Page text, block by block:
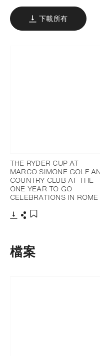
下載所有
THE RYDER CUP AT
MARCO SIMONE GOLF
COUNTRY CLUB AT THE
ONE YEAR TO GO
CELEBRATIONS IN ROME
檔案